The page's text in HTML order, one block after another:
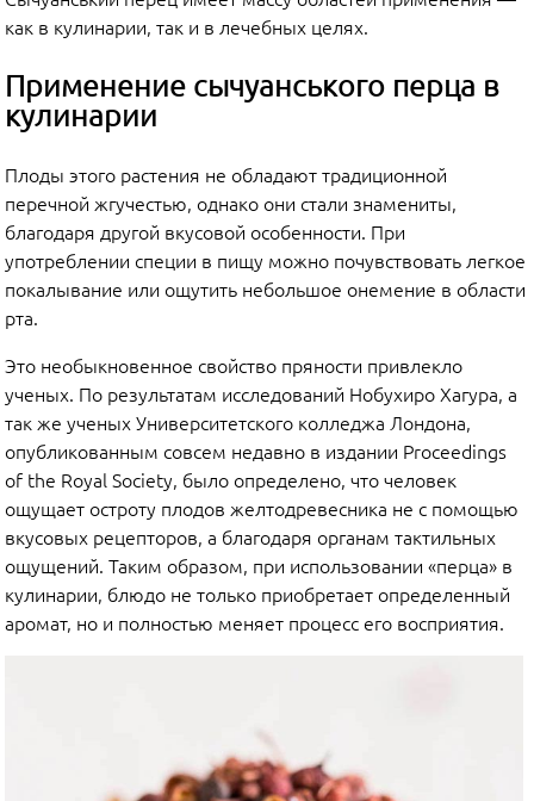
как в кулинарии, так и в лечебных целях.
Применение сычуанського перца в
кулинарии
Плоды этого растения не обладают традиционной
перечной жгучестью, однако они стали знамениты,
благодаря другой вкусовой особенности. При
употреблении специи в пищу можно почувствовать легкое
покалывание или ощутить небольшое онемение в области
рта.
Это необыкновенное свойство пряности привлекло
ученых. По результатам исследований Нобухиро Хагура, а
так же ученых Университетского колледжа Лондона,
опубликованным совсем недавно в издании Proceedings
of the Royal Society, было определено, что человек
ощущает остроту плодов желтодревесника не с помощью
вкусовых рецепторов, а благодаря органам тактильных
ощущений. Таким образом, при использовании «перца» в
кулинарии, блюдо не только приобретает определенный
аромат, но и полностью меняет процесс его восприятия.